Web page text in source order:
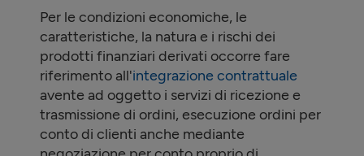
Per le condizioni economiche, le
caratteristiche, la natura e i rischi dei
prodotti finanziari derivati occorre fare
riferimento all'integrazione contrattuale
avente ad oggetto i servizi di ricezione e
trasmissione di ordini, esecuzione ordini per
conto di clienti anche mediante